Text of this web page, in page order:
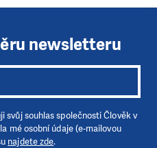
newsletteru
svůj souhlas společnosti Člověk v
mé osobní údaje (e-mailovou
najdete zde.